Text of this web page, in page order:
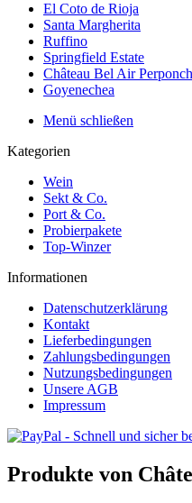
El Coto de Rioja
Santa Margherita
Ruffino
Springfield Estate
Château Bel Air
Goyenechea
Menü schließen
Kategorien
Wein
Sekt & Co.
Port & Co.
Probierpakete
Top-Winzer
Informationen
Datenschutzerklärung
Kontakt
Lieferbedingungen
Zahlungsbedingungen
Nutzungsbedingungen
Unsere AGB
Impressum
Produkte von